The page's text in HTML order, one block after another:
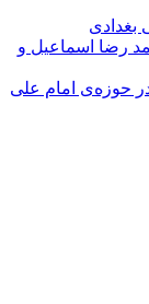
بغدادی
رضا اسماعيل و
حوزه‌ی امام علی